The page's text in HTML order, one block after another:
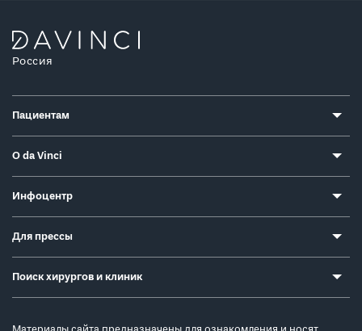
Россия
Пациентам
О da Vinci
Инфоцентр
Для прессы
Поиск хирургов и клиник